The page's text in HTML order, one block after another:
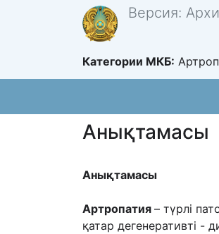
Версия:
Категории МКБ:
Анықтамасы
Анықтамасы
Артропатия – түрлі
қатар дегенеративті -